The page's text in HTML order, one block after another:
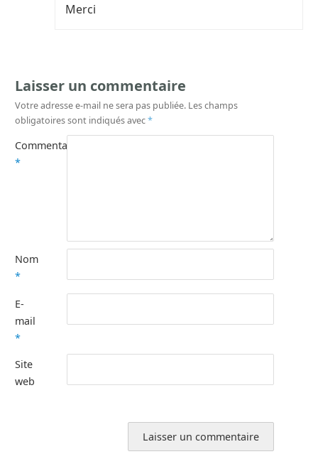
Merci
Laisser un commentaire
Votre adresse e-mail ne sera pas publiée. Les champs
obligatoires sont indiqués avec*
Commentaire
*
Nom
*
E-
mail
*
Site
web